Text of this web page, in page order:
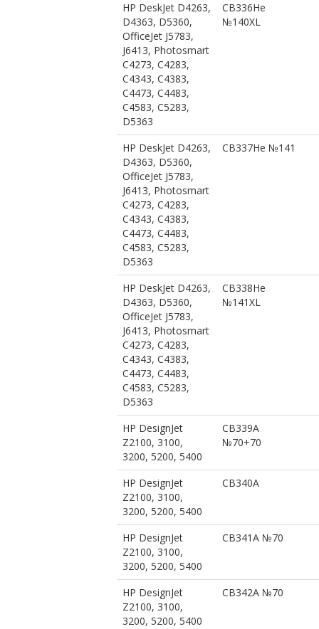
HP DeskJet D4263,
D4363, D5360,
OfficeJet J5783,
J6413, Photosmart
C4273, C4283,
C4343, C4383,
C4473, C4483,
C4583, C5283,
D5363
CB336He
№140XL
HP DeskJet D4263,
D4363, D5360,
OfficeJet J5783,
J6413, Photosmart
C4273, C4283,
C4343, C4383,
C4473, C4483,
C4583, C5283,
D5363
CB337He №141
HP DeskJet D4263,
D4363, D5360,
OfficeJet J5783,
J6413, Photosmart
C4273, C4283,
C4343, C4383,
C4473, C4483,
C4583, C5283,
D5363
CB338He
№141XL
HP DesignJet
Z2100, 3100,
3200, 5200, 5400
CB339A
№70+70
HP DesignJet
Z2100, 3100,
3200, 5200, 5400
CB340A
HP DesignJet
Z2100, 3100,
3200, 5200, 5400
CB341A №70
HP DesignJet
Z2100, 3100,
3200, 5200, 5400
CB342A №70